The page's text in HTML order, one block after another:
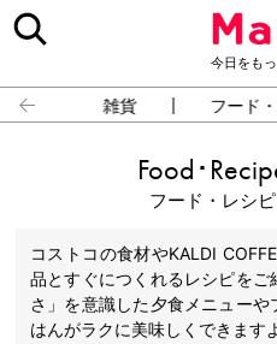
今日をも
雑貨 フード
Food･
フード・レシピ
コストコの食材やKALDI
品とすぐにつくれるレシピを
さ」を意識した夕食メニュー
はんがラクに美味しくできます